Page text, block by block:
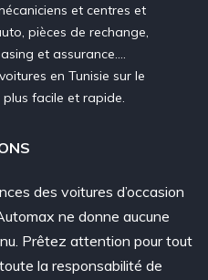
et centres et
pièces de rechange,
et assurance….
en Tunisie sur le
plus facile et rapide.
des voitures d’occasion
ne donne aucune
Prêtez attention pour tout
la responsabilité de